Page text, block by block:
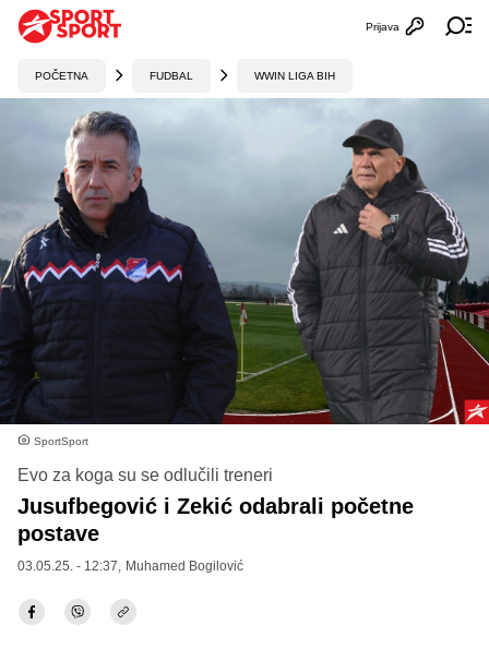
Otvori
Prijava
POČETNA FUDBAL WWIN LIGA BIH
SportSport
Evo za koga su se odlučili treneri
Jusufbegović i Zekić odabrali početne
postave
03.05.25. - 12:37, Muhamed Bogilović